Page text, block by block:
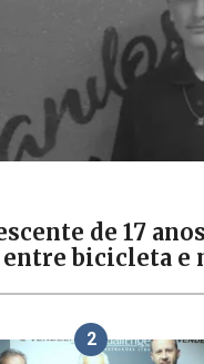
de 17
entre bicicleta e
2